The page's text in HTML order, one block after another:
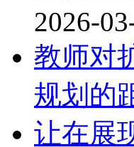
2026-
教师对
规划的
让在展